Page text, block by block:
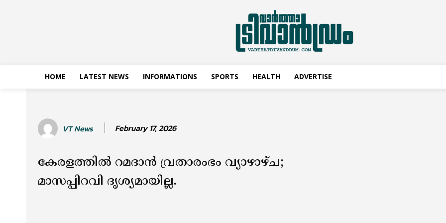
HOME LATEST NEWS INFORMATIONS SPORTS HEALTH ADVERTISE
VT News February 17, 2026
കേരളത്തില്‍ റമദാൻ വ്രതാരംഭം വ്യാഴാഴ്ച;
മാസപ്പിറവി ദൃശ്യമായില്ല.